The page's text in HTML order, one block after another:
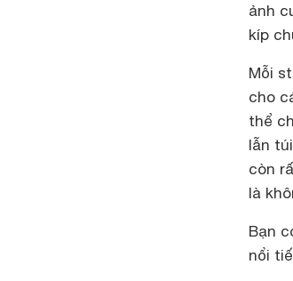
ảnh
kíp
Mỗi
cho
thể
lẫn
còn
là
Bạn
nổi